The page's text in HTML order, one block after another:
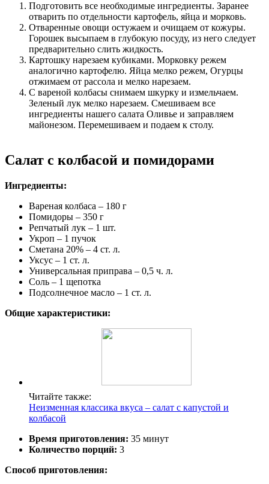
Подготовить все необходимые ингредиенты. Заранее
отварить по отдельности картофель, яйца и морковь.
Отваренные овощи остужаем и очищаем от кожуры.
Горошек высыпаем в глубокую посуду, из него следует
предварительно слить жидкость.
Картошку нарезаем кубиками. Морковку режем
аналогично картофелю. Яйца мелко режем, Огурцы
отжимаем от рассола и мелко нарезаем.
С вареной колбасы снимаем шкурку и измельчаем.
Зеленый лук мелко нарезаем. Смешиваем все
ингредиенты нашего салата Оливье и заправляем
майонезом. Перемешиваем и подаем к столу.
Салат с колбасой и помидорами
Ингредиенты:
Вареная колбаса – 180 г
Помидоры – 350 г
Репчатый лук – 1 шт.
Укроп – 1 пучок
Сметана 20% – 4 ст. л.
Уксус – 1 ст. л.
Универсальная приправа – 0,5 ч. л.
Соль – 1 щепотка
Подсолнечное масло – 1 ст. л.
Общие характеристики:
Читайте также:
Неизменная классика вкуса – салат с капустой и
колбасой
Время приготовления: 35 минут
Количество порций: 3
Способ приготовления: